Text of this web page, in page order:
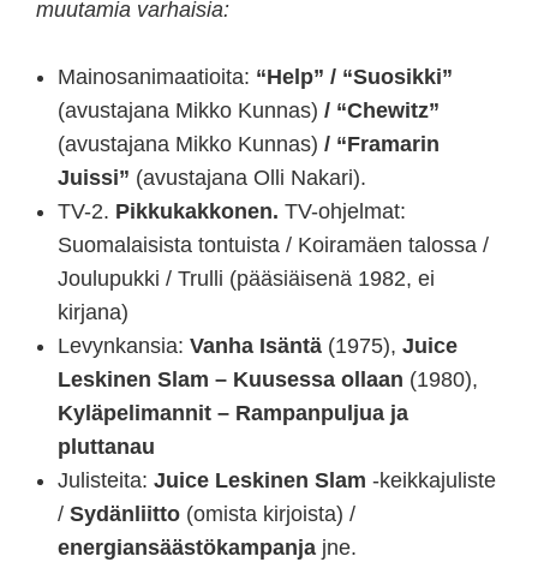
muutamia varhaisia:
Mainosanimaatioita: “Help” / “Suosikki”
(avustajana Mikko Kunnas) / “Chewitz”
(avustajana Mikko Kunnas) / “Framarin
Juissi” (avustajana Olli Nakari).
TV-2. Pikkukakkonen. TV-ohjelmat:
Suomalaisista tontuista / Koiramäen talossa /
Joulupukki / Trulli (pääsiäisenä 1982, ei
kirjana)
Levynkansia: Vanha Isäntä (1975), Juice
Leskinen Slam – Kuusessa ollaan (1980),
Kyläpelimannit – Rampanpuljua ja
pluttanau
Julisteita: Juice Leskinen Slam -keikkajuliste
/ Sydänliitto (omista kirjoista) /
energiansäästökampanja jne.